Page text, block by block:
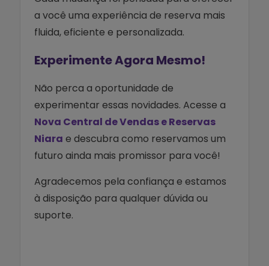
a você uma experiência de reserva mais
fluida, eficiente e personalizada.
Experimente Agora Mesmo!
Não perca a oportunidade de
experimentar essas novidades. Acesse a
Nova Central de Vendas e Reservas
Niara e descubra como reservamos um
futuro ainda mais promissor para você!
Agradecemos pela confiança e estamos
à disposição para qualquer dúvida ou
suporte.